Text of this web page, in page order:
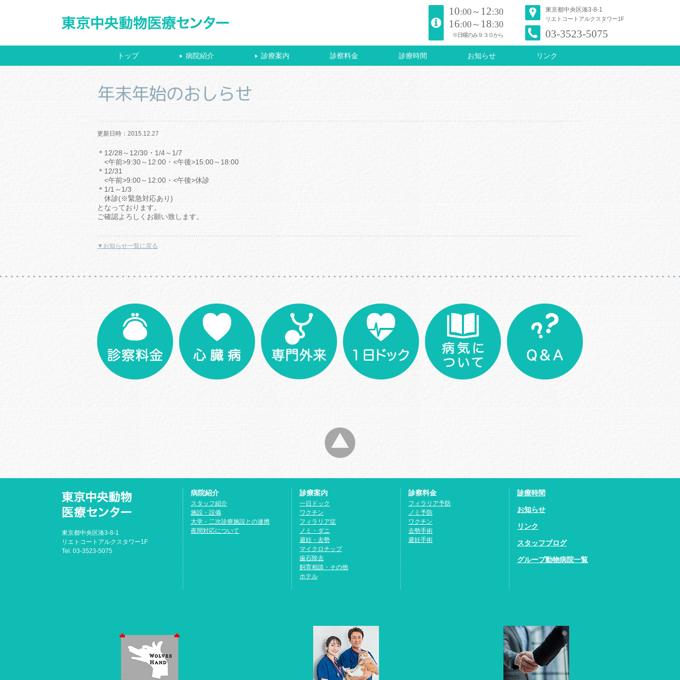
10:00～ 12:30
16:00～ 18:30
※日曜のみ９:３０から
東京都中央区湊3-8-1
リエトコートアルクスタワー1F
03-3523-5075
トップ ▶ 病院紹介 ▶ 診療案内 診察料金 診療時間 お知らせ リンク
年末年始のおしらせ
更新日時：2015.12.27
＊12/28～12/30・1/4～1/7
<午前>9:30～12:00・<午後>15:00～18:00
＊12/31
<午前>9:00～12:00・<午後>休診
＊1/1～1/3
休診(※緊急対応あり)
となっております。
ご確認よろしくお願い致します。
▼お知らせ一覧に戻る
東京都中央区湊3-8-1
リエトコートアルクスタワー1F
Tel. 03-3523-5075
病院紹介
スタッフ紹介
施設・設備
大学・二次診療施設との連携
夜間対応について
診療案内
一日ドック
ワクチン
フィラリア症
ノミ・ダニ
避妊・去勢
マイクロチップ
歯石除去
飼育相談・その他
ホテル
診察料金
フィラリア予防
ノミ予防
ワクチン
去勢手術
避妊手術
診療時間
お知らせ
リンク
スタッフブログ
グループ動物病院一覧